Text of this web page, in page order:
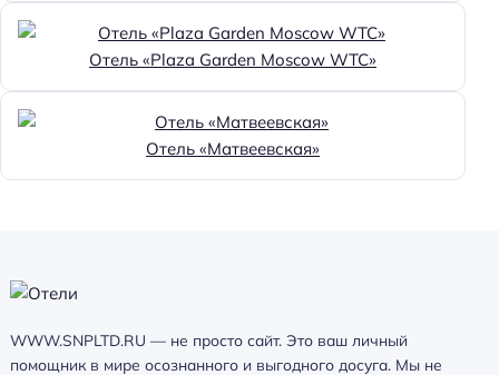
Отель «Plaza Garden Moscow WTC»
Отель «Матвеевская»
WWW.SNPLTD.RU — не просто сайт. Это ваш личный
помощник в мире осознанного и выгодного досуга. Мы не